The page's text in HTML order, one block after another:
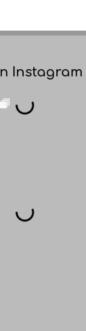
Instagram